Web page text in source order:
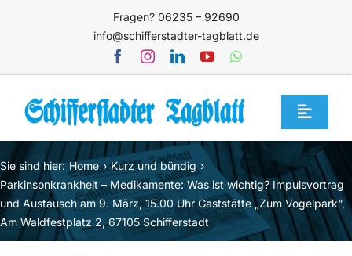
Fragen? 06235 – 92690
info@schifferstadter-tagblatt.de
Toggle
Home
Themen
Blog
Sie sind hier: Home
Kurz und bündig
Parkinsonkrankheit – Medikamente: Was ist wichtig? Impulsvortrag
und Austausch am 9. März, 15.00 Uhr Gaststätte „Zum Vogelpark“,
Am Waldfestplatz 2, 67105 Schifferstadt